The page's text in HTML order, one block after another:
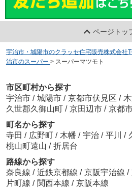
ページトッ
宇治市・城陽市のクラッセ住宅販売株式会社
治市のスーパー > スーパーマツモト
市区町村から探す
宇治市 / 城陽市 / 京都市伏見区 /
久世郡久御山町 / 京田辺市 / 京都
町名から探す
寺田 / 広野町 / 木幡 / 宇治 / 平川 /
桃山町遠山 / 折居台
路線から探す
奈良線 / 近鉄京都線 / 京阪宇治線 /
片町線 / 関西本線 / 京阪本線